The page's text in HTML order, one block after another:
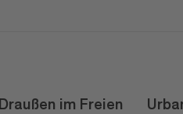
Draußen im Freien